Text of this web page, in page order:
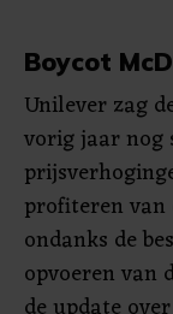
Boycot
Unilever zag
vorig jaar nog
profiteren van
ondanks de
opvoeren van